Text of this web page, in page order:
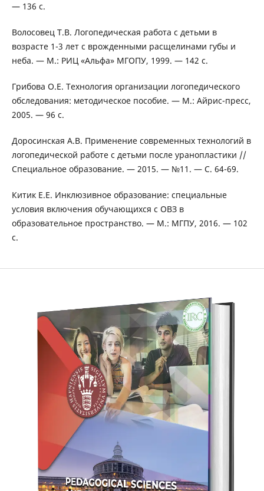
— 136 с.
Волосовец Т.В. Логопедическая работа с детьми в
возрасте 1-3 лет с врожденными расщелинами губы и
неба. — М.: РИЦ «Альфа» МГОПУ, 1999. — 142 с.
Грибова О.Е. Технология организации логопедического
обследования: методическое пособие. — М.: Айрис-пресс,
2005. — 96 с.
Доросинская А.В. Применение современных технологий в
логопедической работе с детьми после уранопластики //
Специальное образование. — 2015. — №11. — С. 64-69.
Китик Е.Е. Инклюзивное образование: специальные
условия включения обучающихся с ОВЗ в
образовательное пространство. — М.: МГПУ, 2016. — 102
с.